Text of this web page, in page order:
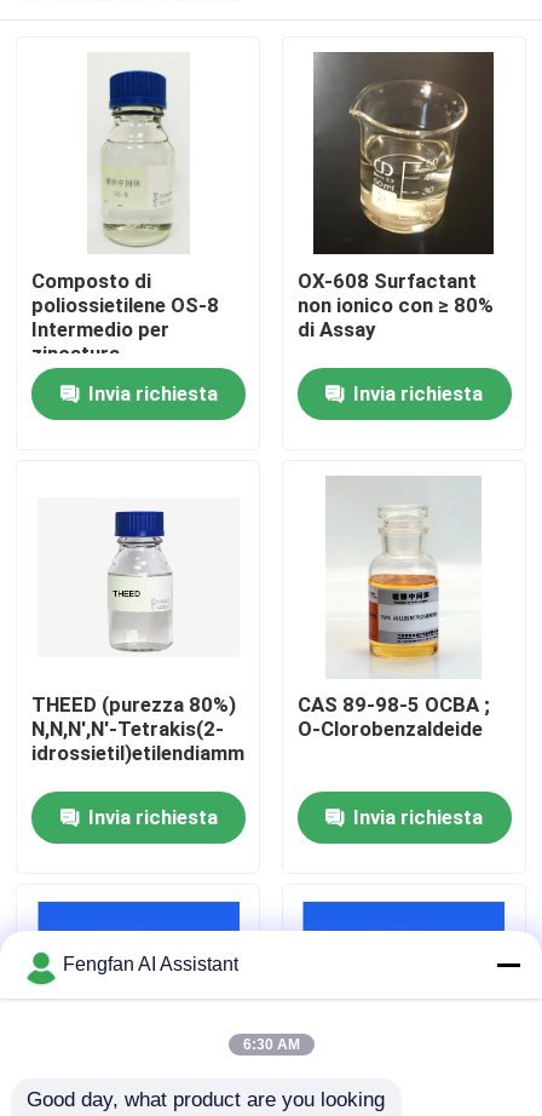
Casa.
Chi Siamo
Visita alla fabbrica
Controllo di qualità
Notizie
Prodotti chimici per la zincatura
Composto di
poliossietilene OS-8
Intermedio per
zincatura
Invia richiesta
OX-608 Surfactant
non ionico con ≥ 80%
di Assay
Invia richiesta
THEED (purezza 80%)
N,N,N',N'-Tetrakis(2-
idrossietil)etilendiammina
Invia richiesta
CAS 89-98-5 OCBA ;
O-Clorobenzaldeide
Invia richiesta
Fengfan AI Assistant
6:30 AM
Good day, what product are you looking